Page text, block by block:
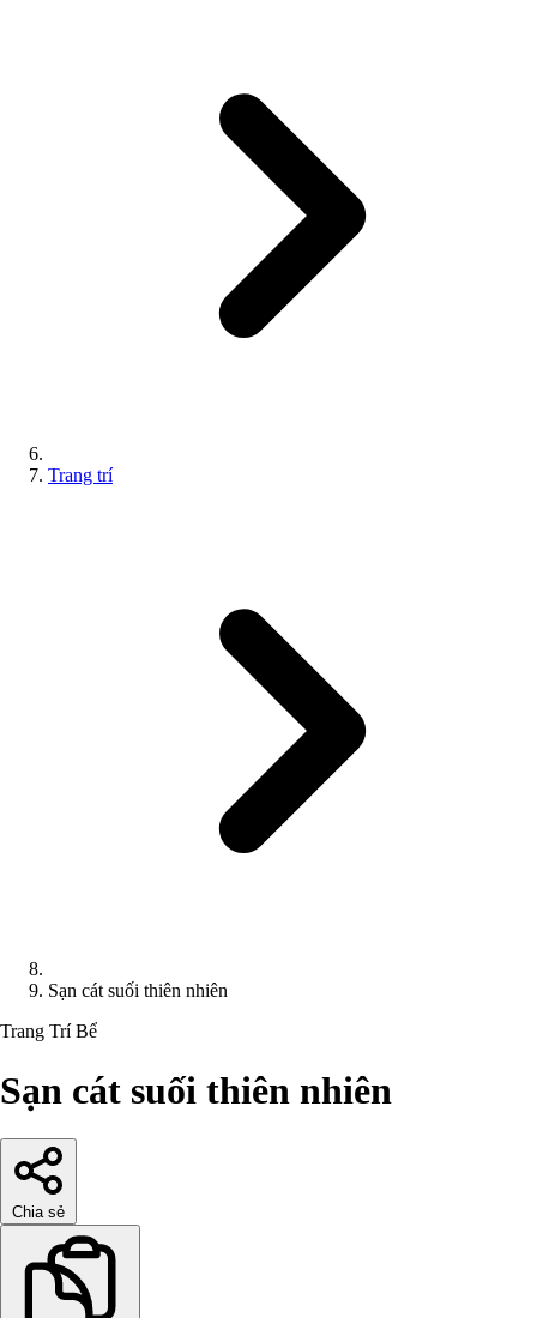
Trang trí
Sạn cát suối thiên nhiên
Trang Trí Bể
Sạn cát suối thiên nhiên
Chia sẻ